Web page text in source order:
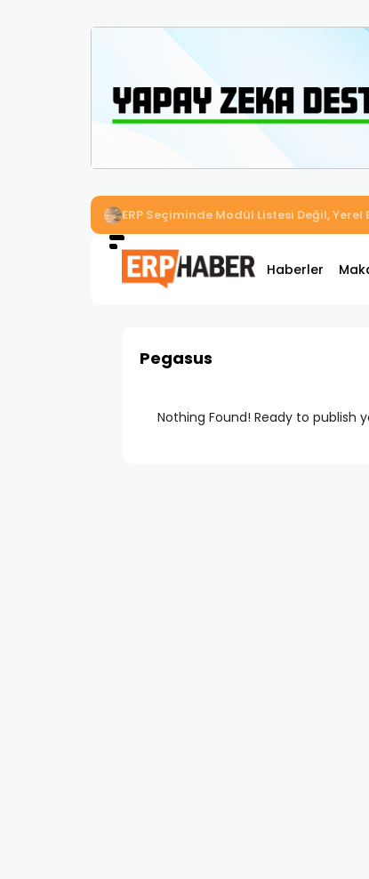
İkizler Aydınlatma, Workcube ERP ile
Haberler
Pegasus
Nothing Found! Ready to publish